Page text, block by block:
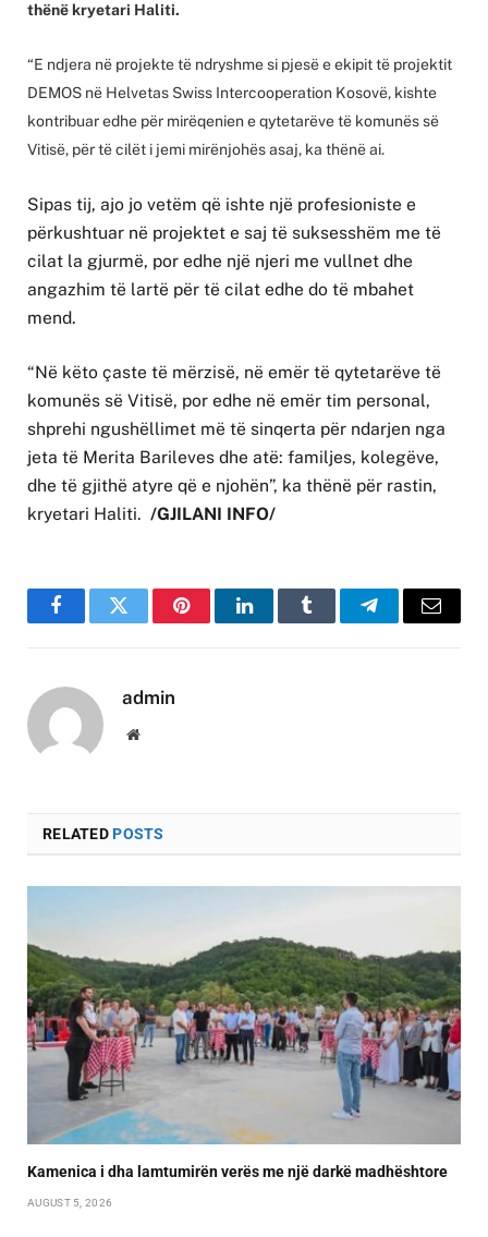
thënë kryetari Haliti.
“E ndjera në projekte të ndryshme si pjesë e ekipit të projektit
DEMOS në Helvetas Swiss Intercooperation Kosovë, kishte
kontribuar edhe për mirëqenien e qytetarëve të komunës së
Vitisë, për të cilët i jemi mirënjohës asaj, ka thënë ai.
Sipas tij, ajo jo vetëm që ishte një profesioniste e
përkushtuar në projektet e saj të suksesshëm me të
cilat la gjurmë, por edhe një njeri me vullnet dhe
angazhim të lartë për të cilat edhe do të mbahet
mend.
“Në këto çaste të mërzisë, në emër të qytetarëve të
komunës së Vitisë, por edhe në emër tim personal,
shprehi ngushëllimet më të sinqerta për ndarjen nga
jeta të Merita Barileves dhe atë: familjes, kolegëve,
dhe të gjithë atyre që e njohën”, ka thënë për rastin,
kryetari Haliti. /GJILANI INFO/
FacebookTwitter PinterestLinkedInTumblr TelegramEmail
admin
Website
RELATEDPOSTS
Kamenica i dha lamtumirën verës me një darkë madhështore
AUGUST 5, 2026